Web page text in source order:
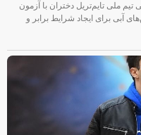
ملی تایم‌تریل دختران با آزمون
برای ایجاد شرایط برابر و